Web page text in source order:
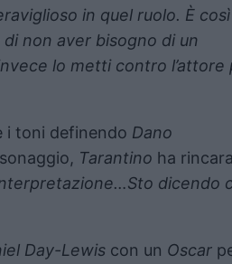
in quel ruolo. È così
non aver bisogno di un
lo metti contro l’attore
i toni definendo Dano
Tarantino ha
dicendo
Day-Lewis con un Oscar